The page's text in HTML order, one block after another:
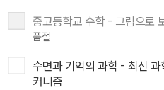
중고등학교 수학 - 그림으로
품절
수면과 기억의 과학 - 최신 과
커니즘